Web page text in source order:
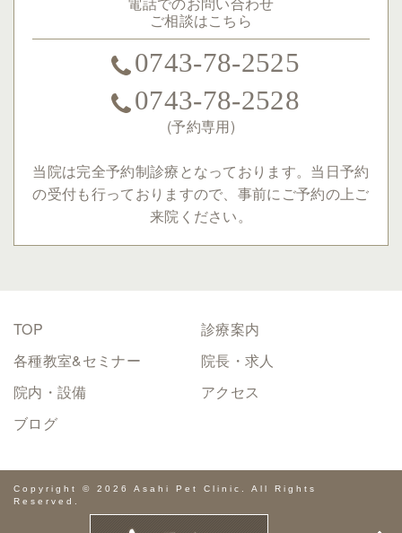
電話でのお問い合わせ
ご相談はこちら
0743-78-2525
0743-78-2528
(予約専用)
当院は完全予約制診療となっております。 当日予約
の受付も行っておりますので、事前にご予約の上ご
来院ください。
TOP
診療案内
各種教室&セミナー
院長・求人
院内・設備
アクセス
ブログ
Copyright © 2026 Asahi Pet Clinic. All Rights
Reserved.